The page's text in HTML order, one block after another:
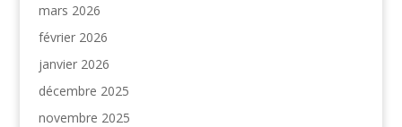
mars 2026
février 2026
janvier 2026
décembre 2025
novembre 2025